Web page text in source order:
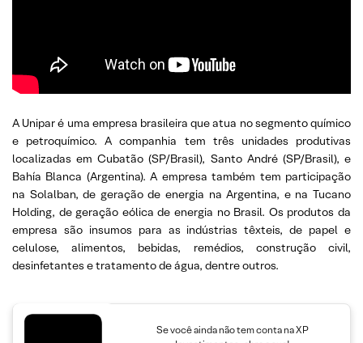
A Unipar é uma empresa brasileira que atua no segmento químico
e petroquímico. A companhia tem três unidades produtivas
localizadas em Cubatão (SP/Brasil), Santo André (SP/Brasil), e
Bahía Blanca (Argentina). A empresa também tem participação
na Solalban, de geração de energia na Argentina, e na Tucano
Holding, de geração eólica de energia no Brasil. Os produtos da
empresa são insumos para as indústrias têxteis, de papel e
celulose, alimentos, bebidas, remédios, construção civil,
desinfetantes e tratamento de água, dentre outros.
Se você ainda não tem conta na XP